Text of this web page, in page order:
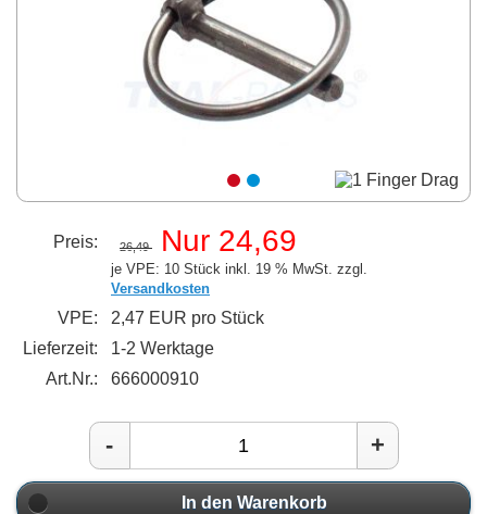
Preis: 26,49 Nur 24,69
je VPE: 10 Stück inkl. 19 % MwSt. zzgl.
Versandkosten
VPE:
2,47 EUR pro Stück
Lieferzeit:
1-2 Werktage
Art.Nr.:
666000910
- +
In den Warenkorb